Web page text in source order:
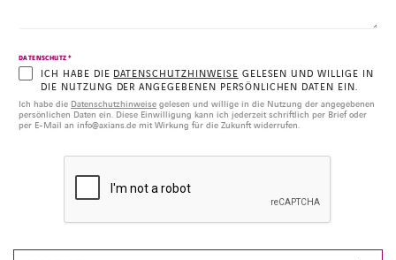
DATENSCHUTZ *
ICH HABE DIE DATENSCHUTZHINWEISE GELESEN UND WILLIGE IN
DIE NUTZUNG DER ANGEGEBENEN PERSÖNLICHEN DATEN EIN.
Ich habe die Datenschutzhinweise gelesen und willige in die Nutzung der angegebenen
persönlichen Daten ein. Diese Einwilligung kann ich jederzeit schriftlich per Brief oder
per E-Mail an info@axians.de mit Wirkung für die Zukunft widerrufen.